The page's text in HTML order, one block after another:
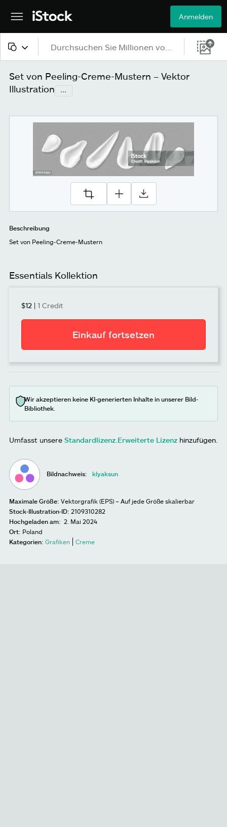
Anmelden
Alle Inhalte
Bilder
Fotos
Grafiken
Vektoren
Set von Peeling-Creme-Mustern – Vektor
Illustration
...
Beschreibung
Set von Peeling-Creme-Mustern
Essentials Kollektion
$12 | 1 Credit
Einkauf fortsetzen
Wir akzeptieren keine KI-generierten Inhalte in unserer Bild-
Bibliothek.
Umfasst unsere Standardlizenz Erweiterte Lizenz hinzufügen.
Bildnachweis: klyaksun
Maximale Größe: Vektorgrafik (EPS) – Auf jede Größe skalierbar
Stock-Illustration-ID: 2109310282
Hochgeladen am: 2. Mai 2024
Ort: Poland
Kategorien: Grafiken Creme